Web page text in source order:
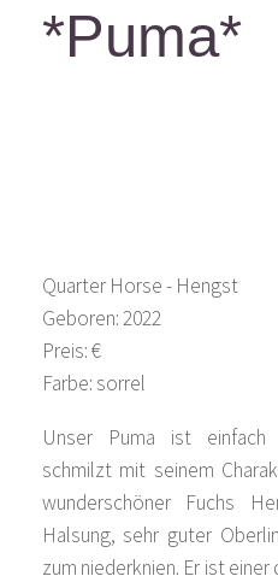
*Puma*
Quarter Horse - Hengst
Geboren: 2022
Preis: €
Farbe: sorrel
Unser Puma ist einfach
schmilzt mit seinem
wunderschöner Fuchs
Halsung, sehr guter
zum niederknien. Er ist